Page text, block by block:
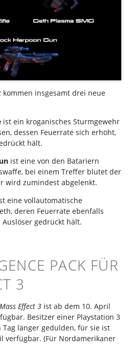
kommen insgesamt drei neue
ist ein kroganisches Sturmgewehr
dessen Feuerrate sich erhöht,
hält.
ist eine von den Batariern
bei einem Treffer blutet der
wird zumindest abgelenkt.
eine vollautomatische
deren Feuerrate ebenfalls
gedrückt hält.
PACK FÜR
3
Mass Effect 3 ist ab dem 10. April
Besitzer einer Playstation 3
länger gedulden, für sie ist
verfügbar. (Für Nordamerikaner